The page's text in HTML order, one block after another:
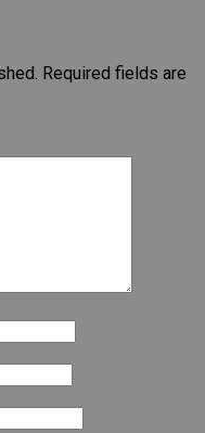
Required fields are